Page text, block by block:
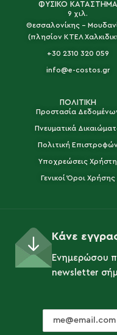
ΦΥΣΙΚΟ ΚΑΤΑΣΤΗΜΑ
9 χιλ.
Θεσσαλονίκης -
(πλησίον ΚΤΕΛ
+30 2310 320 059
info@e-costos.gr
ΠΟΛΙΤΙΚΗ
Προστασία
Πνευματικά
Πολιτική
Υποχρεώσεις Χρήστη
Γενικοί Όροι Χρήσης
Κάνε
Ενημερώσου
newsletter